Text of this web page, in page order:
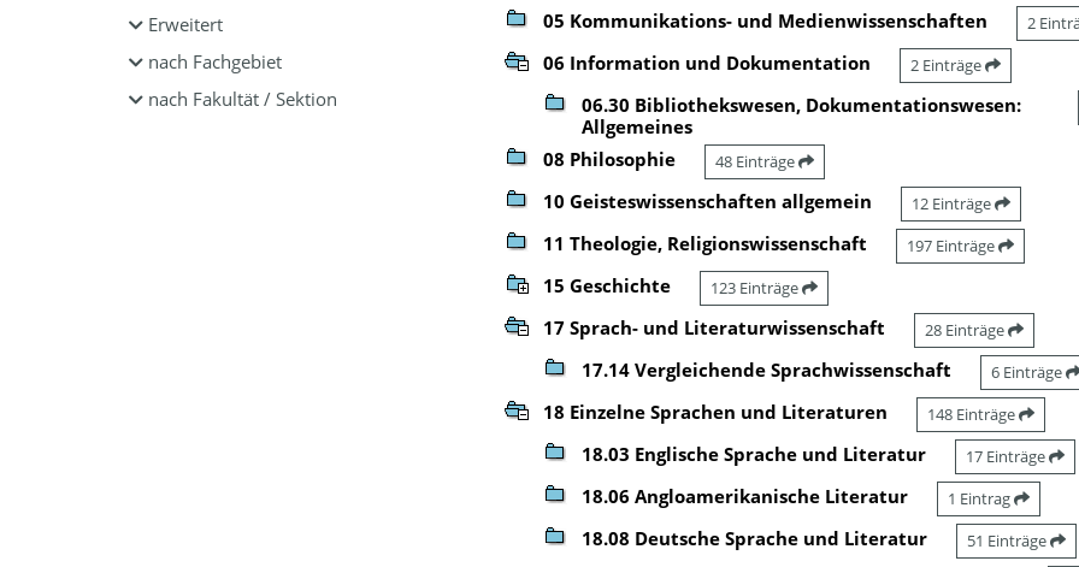
Erweitert
nach Fachgebiet
nach Fakultät / Sektion
05 Kommunikations- und Medienwissenschaften
2
06 Information und Dokumentation 2 Einträge
06.30 Bibliothekswesen, Dokumentationswesen:
Allgemeines
08 Philosophie 48 Einträge
10 Geisteswissenschaften allgemein 12 Einträge
11 Theologie, Religionswissenschaft 197 Einträge
15 Geschichte 123 Einträge
17 Sprach- und Literaturwissenschaft 28 Einträge
17.14 Vergleichende Sprachwissenschaft 6 Einträge
18 Einzelne Sprachen und Literaturen 148 Einträge
18.03 Englische Sprache und Literatur 17 Einträge
18.06 Angloamerikanische Literatur 1 Eintrag
18.08 Deutsche Sprache und Literatur 51 Einträge